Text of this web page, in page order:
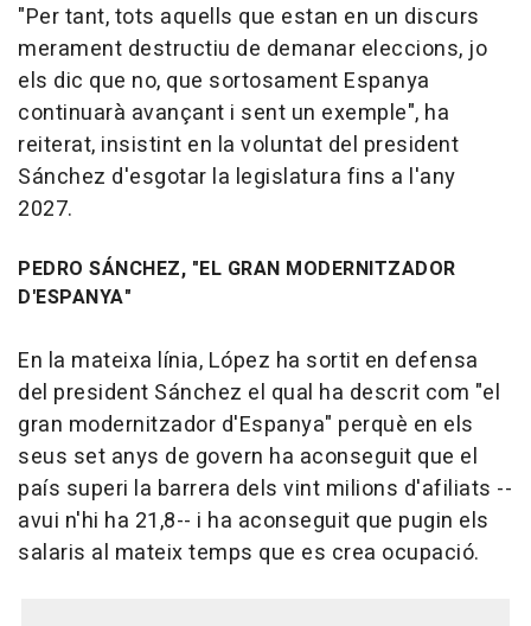
"Per tant, tots aquells que estan en un discurs
merament destructiu de demanar eleccions, jo
els dic que no, que sortosament Espanya
continuarà avançant i sent un exemple", ha
reiterat, insistint en la voluntat del president
Sánchez d'esgotar la legislatura fins a l'any
2027.
PEDRO SÁNCHEZ, "EL GRAN MODERNITZADOR
D'ESPANYA"
En la mateixa línia, López ha sortit en defensa
del president Sánchez el qual ha descrit com "el
gran modernitzador d'Espanya" perquè en els
seus set anys de govern ha aconseguit que el
país superi la barrera dels vint milions d'afiliats --
avui n'hi ha 21,8-- i ha aconseguit que pugin els
salaris al mateix temps que es crea ocupació.